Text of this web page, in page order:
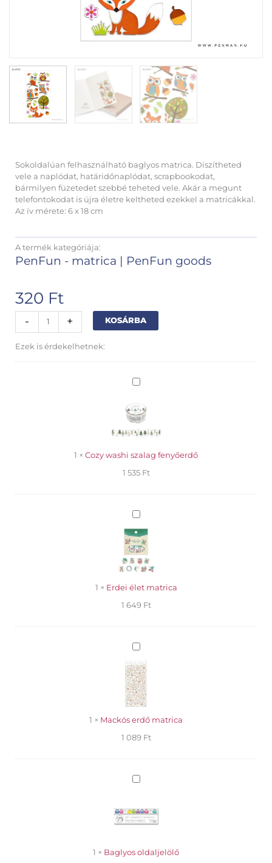
Sokoldalúan felhasználható baglyos matrica. Díszítheted
vele a naplódat, határidőnaplódat, scrapbookodat,
bármilyen füzetedet szebbé teheted vele. Akár a megunt
telefontokodat is újra életre keltheted ezekkel a matricákkal.
Az ív mérete: 6 x 18 cm
A termék kategóriája:
PenFun - matrica | PenFun goods
320 Ft
-
mennyiség
+ KOSÁRBA
Ezek is érdekelhetnek:
Cozy
szalag
fenyőerdő
1 × Cozy washi szalag fenyőerdő
1 535 Ft
Erdei
élet
matrica
1 × Erdei élet matrica
1 649 Ft
Mackós
erdő
matrica
1 × Mackós erdő matrica
1 089 Ft
Baglyos
1 × Baglyos oldaljelölő